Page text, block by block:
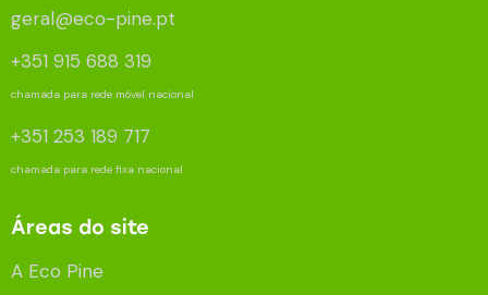
geral@eco-pine.pt
+351 915 688 319
chamada para rede móvel nacional
+351 253 189 717
chamada para rede fixa nacional
Áreas do site
A Eco Pine